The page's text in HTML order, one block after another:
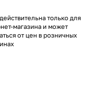
только для
магазина и может
от цен в розничных